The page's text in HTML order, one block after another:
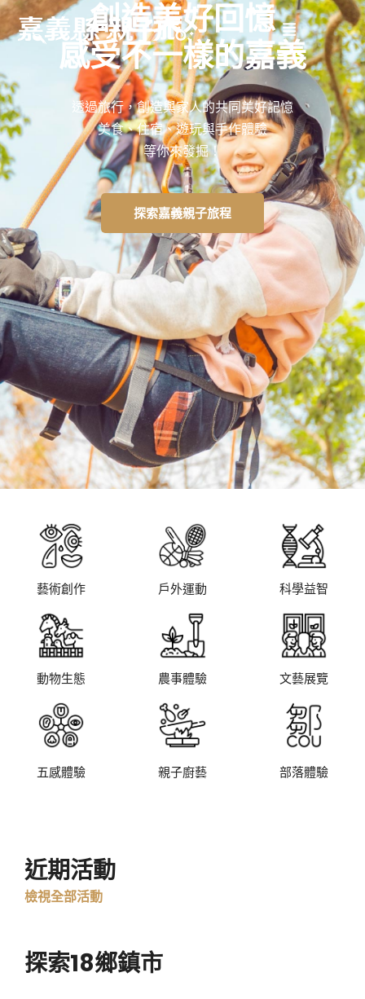
創造美好回憶
感受不一樣的嘉義
透過旅行，創造與家人的共同美好記憶
美食、住宿、遊玩與手作體驗
等你來發掘！
探索嘉義親子旅程
藝術創作 戶外運動 科學益智
動物生態 農事體驗 文藝展覽
五感體驗 親子廚藝 部落體驗
近期活動
檢視全部活動
探索18鄉鎮市